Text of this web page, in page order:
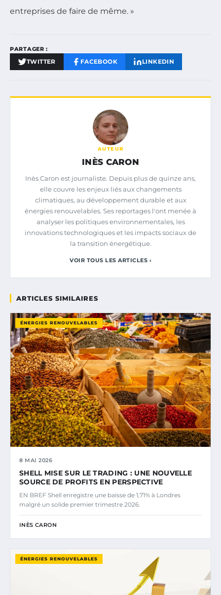
entreprises de faire de même. »
PARTAGER :
TWITTER FACEBOOK LINKEDIN
AUTEUR
INÈS CARON
Inès Caron est journaliste. Depuis plus de quinze ans,
elle couvre les enjeux liés aux changements
climatiques, au développement durable et aux
énergies renouvelables. Ses reportages l'ont menée à
analyser les politiques environnementales, les
innovations technologiques et les impacts sociaux de
la transition énergétique.
VOIR TOUS LES ARTICLES ›
ARTICLES SIMILAIRES
ÉNERGIES RENOUVELABLES
8 MAI 2026
SHELL MISE SUR LE TRADING : UNE NOUVELLE
SOURCE DE PROFITS EN PERSPECTIVE
EN BREF Shell enregistre une baisse de 1,71% à Londres
malgré un solide premier trimestre 2026.
INÈS CARON
ÉNERGIES RENOUVELABLES